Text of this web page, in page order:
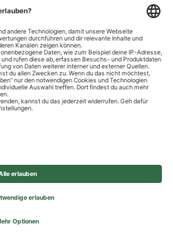
Einstellungen
- All rights reserved